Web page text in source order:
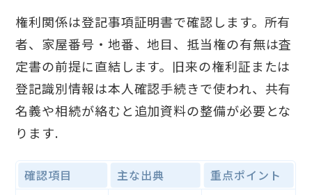
権利関係は登記事項証明書で確認します。所有
者、家屋番号・地番、地目、抵当権の有無は査
定書の前提に直結します。旧来の権利証または
登記識別情報は本人確認手続きで使われ、共有
名義や相続が絡むと追加資料の整備が必要とな
ります.
確認項目 主な出典 重点ポイント